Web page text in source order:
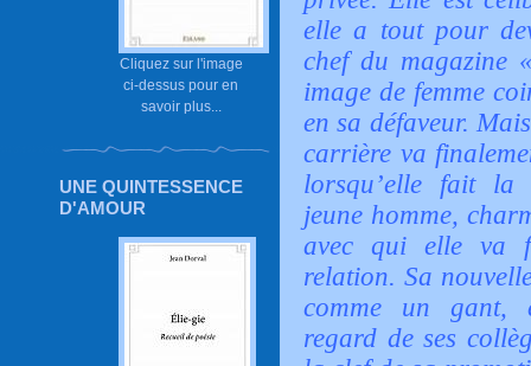
Cliquez sur l'image
ci-dessus pour en
savoir plus...
UNE QUINTESSENCE
D'AMOUR
elle a tout pour
chef du magazine
image de femme
en sa défaveur.
carrière va
lorsqu’elle fait la
jeune homme,
avec qui elle va
relation. Sa
comme un gant,
regard de ses